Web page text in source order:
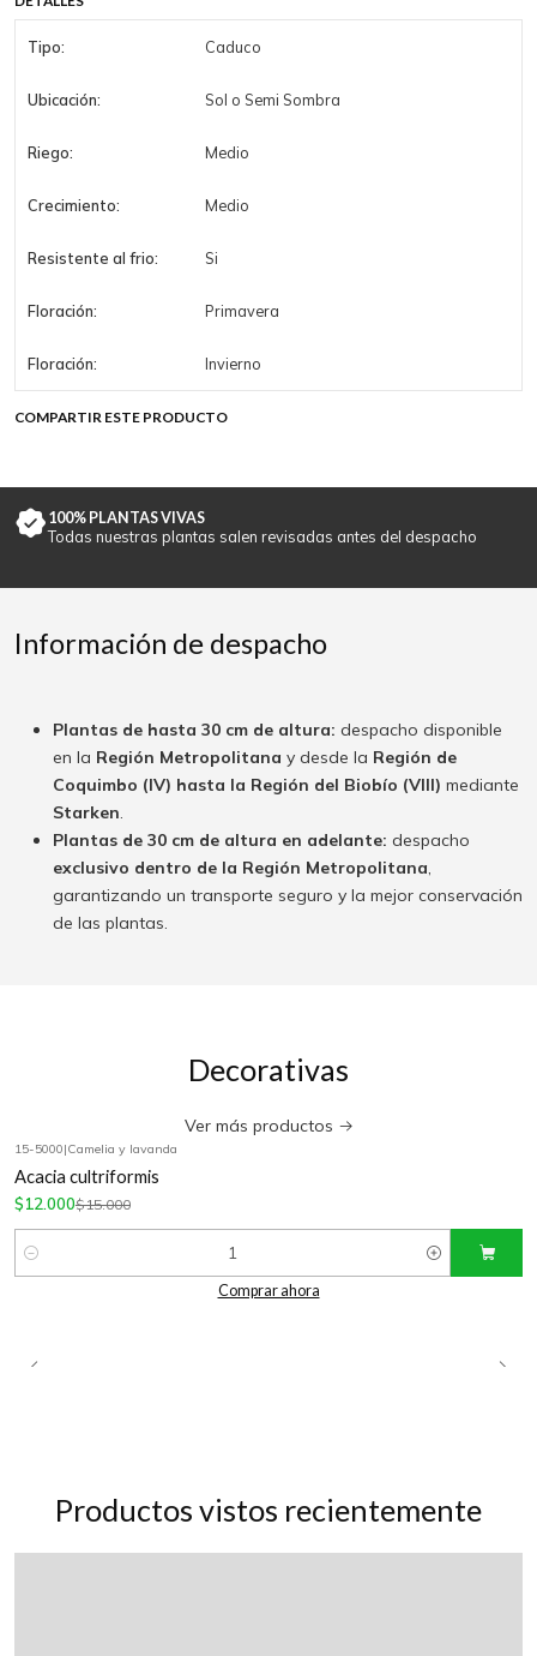
Tipo: Caduco
Ubicación: Sol o Semi Sombra
Riego: Medio
Crecimiento: Medio
Resistente al frio: Si
Floración: Primavera
Floración: Invierno
COMPARTIR ESTE PRODUCTO
100% PLANTAS VIVAS
Todas nuestras plantas salen revisadas antes del despacho
Información de despacho
Plantas de hasta 30 cm de altura: despacho disponible
en la Región Metropolitana y desde la Región de
Coquimbo (IV) hasta la Región del Biobío (VIII) mediante
Starken.
Plantas de 30 cm de altura en adelante: despacho
exclusivo dentro de la Región Metropolitana,
garantizando un transporte seguro y la mejor conservación
de las plantas.
Decorativas
Ver más productos
15-5000|Camelia y lavanda
Acacia cultriformis
$12.000$15.000
Cantidad
Comprar ahora
Productos vistos recientemente